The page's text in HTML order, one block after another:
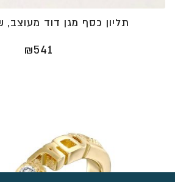
תליון כסף מגן דוד
₪541